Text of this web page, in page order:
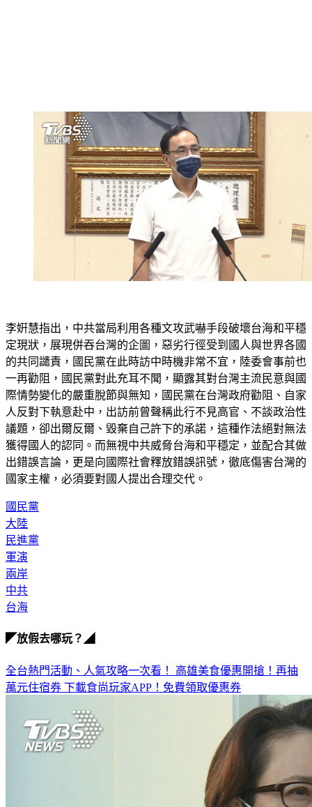
定現狀，展現併吞台灣的企圖，惡劣行徑受到國人與世界各國
的共同譴責，國民黨在此時訪中時機非常不宜，陸委會事前也
一再勸阻，國民黨對此充耳不聞，顯露其對台灣主流民意與國
際情勢變化的嚴重脫節與無知，國民黨在台灣政府勸阻、自家
人反對下執意赴中，出訪前曾聲稱此行不見高官、不談政治性
議題，卻出爾反爾、毀棄自己許下的承諾，這種作法絕對無法
獲得國人的認同。而無視中共威脅台海和平穩定，並配合其做
出錯誤言論，更是向國際社會釋放錯誤訊號，徹底傷害台灣的
國家主權，必須要對國人提出合理交代。
大陸
民進黨
軍演
兩岸
中共
台海
萬元住宿券下載食尚玩家APP！免費領取優惠券